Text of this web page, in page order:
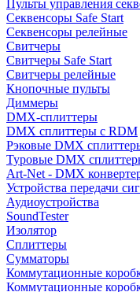
Пульты управления
Секвенсоры Safe Start
Секвенсоры релейные
Свитчеры
Свитчеры Safe Start
Свитчеры релейные
Кнопочные пульты
Диммеры
DMX-сплиттеры
DMX сплиттеры с RDM
Рэковые DMX
Туровые DMX
Art-Net - DMX
Устройства передачи
Аудиоустройства
SoundTester
Изолятор
Сплиттеры
Сумматоры
Коммутационные
Коммутационные